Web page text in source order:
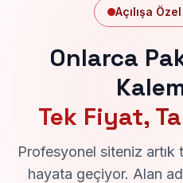
Açılışa
Onlarca
Tek Fiyat,
Profesyonel siteniz
hayata geçiyor. Alan